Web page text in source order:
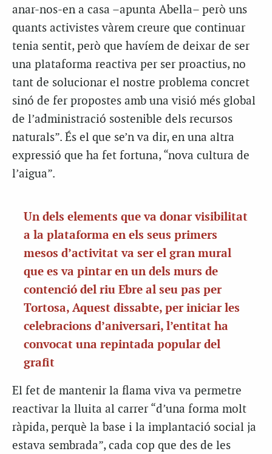
anar-nos-en a casa –apunta Abella– però uns
quants activistes vàrem creure que continuar
tenia sentit, però que havíem de deixar de ser
una plataforma reactiva per ser proactius, no
tant de solucionar el nostre problema concret
sinó de fer propostes amb una visió més global
de l’administració sostenible dels recursos
naturals”. És el que se’n va dir, en una altra
expressió que ha fet fortuna, “nova cultura de
l’aigua”.
Un dels elements que va donar visibilitat
a la plataforma en els seus primers
mesos d’activitat va ser el gran mural
que es va pintar en un dels murs de
contenció del riu Ebre al seu pas per
Tortosa, Aquest dissabte, per iniciar les
celebracions d’aniversari, l’entitat ha
convocat una repintada popular del
grafit
El fet de mantenir la flama viva va permetre
reactivar la lluita al carrer “d’una forma molt
ràpida, perquè la base i la implantació social ja
estava sembrada”, cada cop que des de les